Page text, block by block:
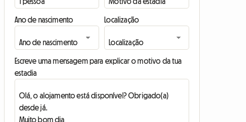
Ano de nascimento Localização
Escreve uma mensagem para explicar o motivo da tua
estadia